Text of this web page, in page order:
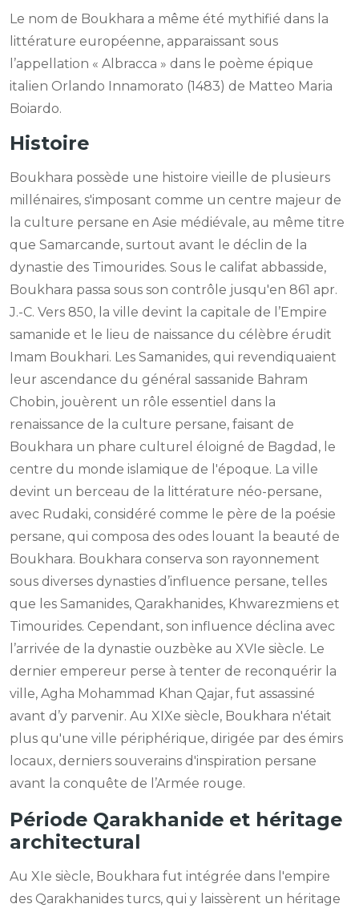
Le nom de Boukhara a même été mythifié dans la
littérature européenne, apparaissant sous
l’appellation « Albracca » dans le poème épique
italien Orlando Innamorato (1483) de Matteo Maria
Boiardo.
Histoire
Boukhara possède une histoire vieille de plusieurs
millénaires, s'imposant comme un centre majeur de
la culture persane en Asie médiévale, au même titre
que Samarcande, surtout avant le déclin de la
dynastie des Timourides. Sous le califat abbasside,
Boukhara passa sous son contrôle jusqu'en 861 apr.
J.-C. Vers 850, la ville devint la capitale de l’Empire
samanide et le lieu de naissance du célèbre érudit
Imam Boukhari. Les Samanides, qui revendiquaient
leur ascendance du général sassanide Bahram
Chobin, jouèrent un rôle essentiel dans la
renaissance de la culture persane, faisant de
Boukhara un phare culturel éloigné de Bagdad, le
centre du monde islamique de l'époque. La ville
devint un berceau de la littérature néo-persane,
avec Rudaki, considéré comme le père de la poésie
persane, qui composa des odes louant la beauté de
Boukhara. Boukhara conserva son rayonnement
sous diverses dynasties d’influence persane, telles
que les Samanides, Qarakhanides, Khwarezmiens et
Timourides. Cependant, son influence déclina avec
l’arrivée de la dynastie ouzbèke au XVIe siècle. Le
dernier empereur perse à tenter de reconquérir la
ville, Agha Mohammad Khan Qajar, fut assassiné
avant d’y parvenir. Au XIXe siècle, Boukhara n'était
plus qu'une ville périphérique, dirigée par des émirs
locaux, derniers souverains d'inspiration persane
avant la conquête de l’Armée rouge.
Période Qarakhanide et héritage
architectural
Au XIe siècle, Boukhara fut intégrée dans l'empire
des Qarakhanides turcs, qui y laissèrent un héritage